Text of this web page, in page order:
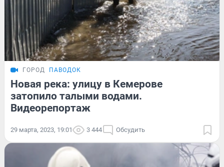
ГОРОД ПАВОДОК
Новая река: улицу в Кемерове
затопило талыми водами.
Видеорепортаж
29 марта, 2023, 19:01 3 444 Обсудить